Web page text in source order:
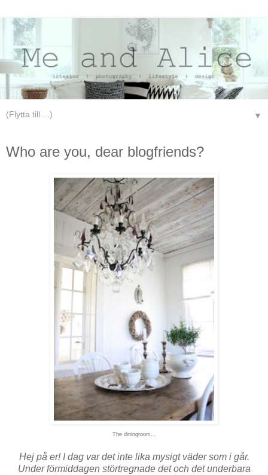
▼
Who are you, dear blogfriends?
The diningroom...
Hej på er! I dag var det inte lika mysigt väder som i går.
Under förmiddagen störtregnade det och det underbara